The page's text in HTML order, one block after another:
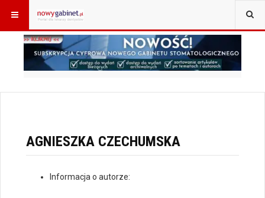
JESTEŚ TUTAJ: START
AGNIESZKA CZECHUMSKA
Informacja o autorze: